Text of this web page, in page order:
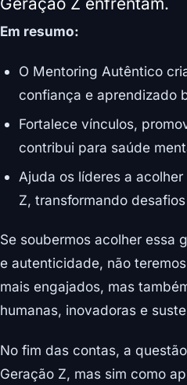
Em resumo:
O Mentoring Autêntico
confiança e aprendizado
Fortalece vínculos,
contribui para saúde
Ajuda os líderes a
Z, transformando
Se soubermos acolher essa
e autenticidade, não
mais engajados, mas
humanas, inovadoras e
No fim das contas, a
Geração Z, mas sim como